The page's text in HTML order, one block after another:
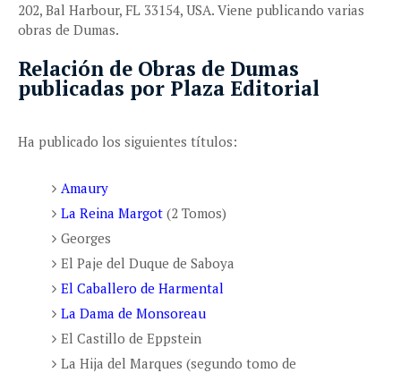
202, Bal Harbour, FL 33154, USA. Viene publicando varias
obras de Dumas.
Relación de Obras de Dumas
publicadas por Plaza Editorial
Ha publicado los siguientes títulos:
Amaury
La Reina Margot(2 Tomos)
Georges
El Paje del Duque de Saboya
El Caballero de Harmental
La Dama de Monsoreau
El Castillo de Eppstein
La Hija del Marques (segundo tomo de